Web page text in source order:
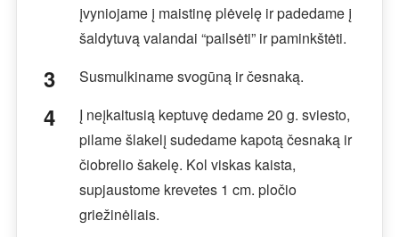
įvyniojame į maistinę plėvelę ir padedame į
šaldytuvą valandai “pailsėti” ir paminkštėti.
Susmulkiname svogūną ir česnaką.
Į neįkaitusią keptuvę dedame 20 g. sviesto,
pilame šlakelį sudedame kapotą česnaką ir
čiobrelio šakelę. Kol viskas kaista,
supjaustome krevetes 1 cm. pločio
griežinėliais.